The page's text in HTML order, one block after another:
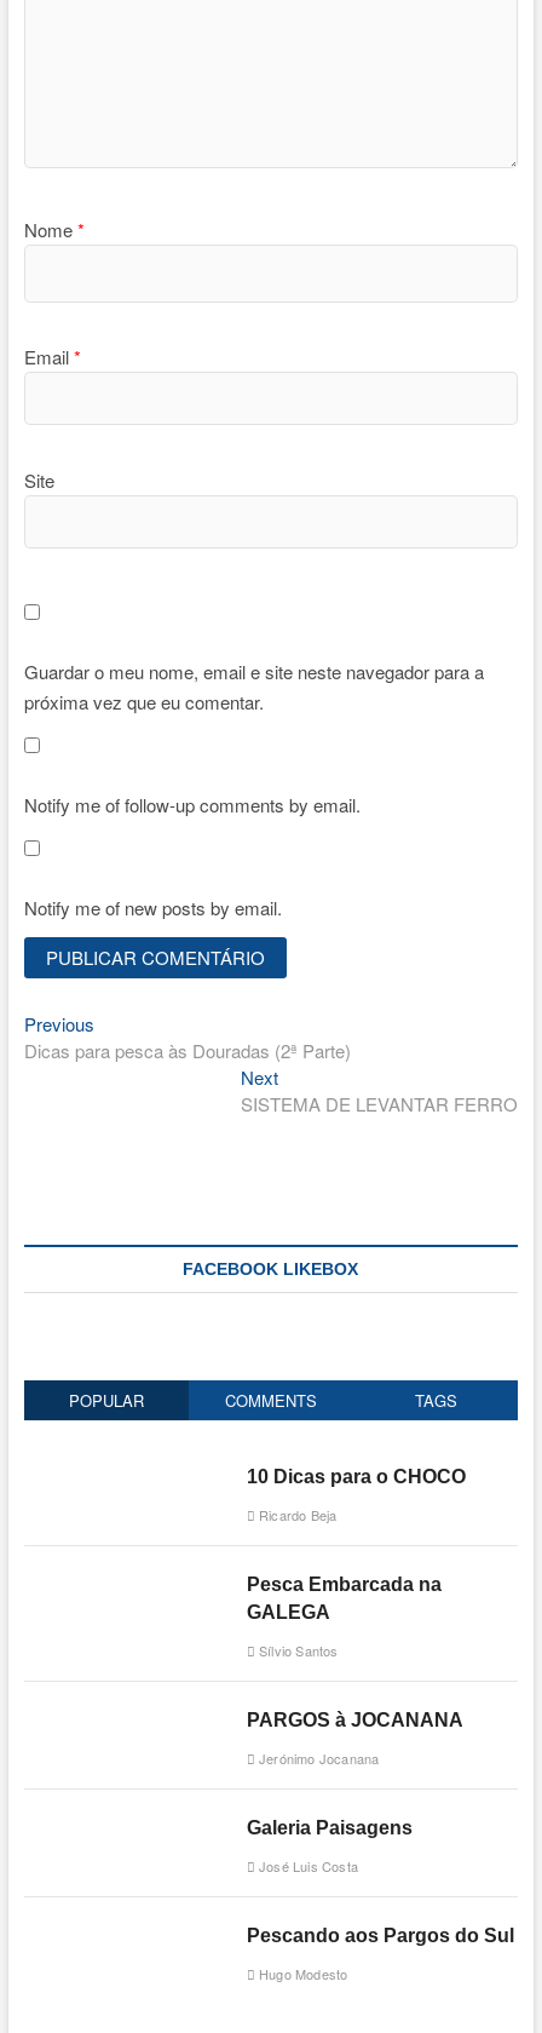
Nome*
Email*
Site
Guardar o meu nome, email e site neste navegador para a
próxima vez que eu comentar.
Notify me of follow-up comments by email.
Notify me of new posts by email.
Navegação
de
PreviousPrevious
post:
Dicas para pesca às Douradas (2ª Parte)
NextNext
post:
SISTEMA DE LEVANTAR FERRO
FACEBOOK LIKEBOX
POPULAR COMMENTS TAGS
10 Dicas para o CHOCO
Ricardo Beja
Pesca Embarcada na
GALEGA
Sílvio Santos
PARGOS à JOCANANA
Jerónimo Jocanana
Galeria Paisagens
José Luis Costa
Pescando aos Pargos do Sul
Hugo Modesto